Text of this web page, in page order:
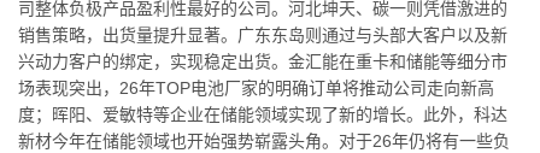
司整体负极产品盈利性最好的公司。河北坤天、碳一则凭借激进的
销售策略，出货量提升显著。广东东岛则通过与头部大客户以及新
兴动力客户的绑定，实现稳定出货。金汇能在重卡和储能等细分市
场表现突出，26年TOP电池厂家的明确订单将推动公司走向新高
度；晖阳、爱敏特等企业在储能领域实现了新的增长。此外，科达
新材今年在储能领域也开始强势崭露头角。对于26年仍将有一些负